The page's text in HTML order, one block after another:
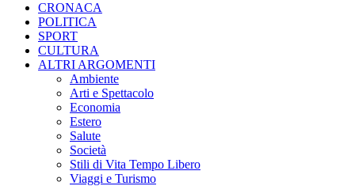
CRONACA
POLITICA
SPORT
CULTURA
ALTRI ARGOMENTI
Ambiente
Arti e Spettacolo
Economia
Estero
Salute
Società
Stili di Vita Tempo Libero
Viaggi e Turismo